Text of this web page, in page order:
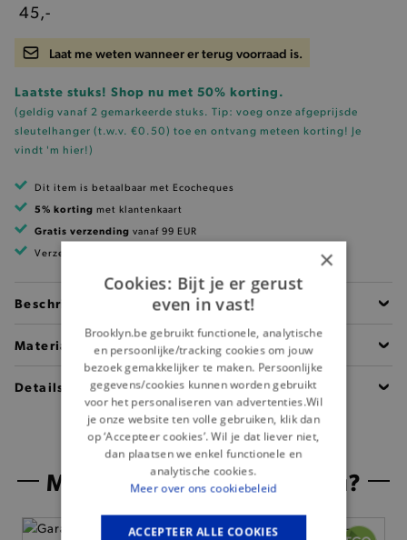
45,-
Laat me weten wanneer er terug voorraad is.
Laatste stuks! Shop nu met 50% korting.
(geldig vanaf 2 gemarkeerde stuks. Tip: voeg onze afgeprijsde
sleutelhanger (t.w.v. €0.50) toe en ontvang meteen korting! Je
vindt 'm hier!)
Dit item is betaalbaar met Ecocheques
5% korting met klantenkaart
Gratis verzending vanaf 99 EUR
Verzending binnen 1 à 2 werkdagen
Beschrijving
Materiaal
Details
Misschien is dit iets voor jou?
×
Cookies: Bijt je er gerust
even in vast!
Brooklyn.be gebruikt functionele, analytische
en persoonlijke/tracking cookies om jouw
bezoek gemakkelijker te maken. Persoonlijke
gegevens/cookies kunnen worden gebruikt
voor het personaliseren van advertenties.Wil
je onze website ten volle gebruiken, klik dan
op ‘Accepteer cookies’. Wil je dat liever niet,
dan plaatsen we enkel functionele en
analytische cookies.
Meer over ons cookiebeleid
ACCEPTEER ALLE COOKIES